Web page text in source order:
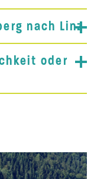
nach Linz
oder